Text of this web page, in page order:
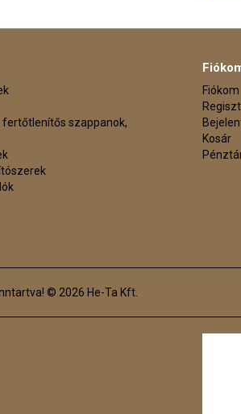
fertőtlenítős szappanok,
Fiókom
Kosár
© 2026 He-Ta Kft.